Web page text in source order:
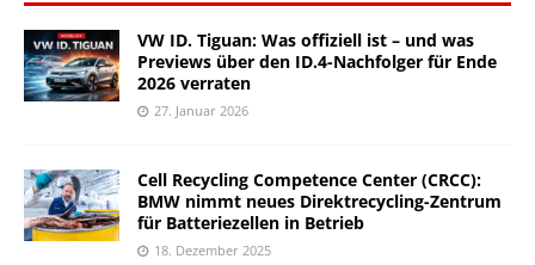
VW ID. Tiguan: Was offiziell ist – und was
Previews über den ID.4-Nachfolger für Ende
2026 verraten
27. Januar 2026
Cell Recycling Competence Center (CRCC):
BMW nimmt neues Direktrecycling-Zentrum
für Batteriezellen in Betrieb
18. Dezember 2025